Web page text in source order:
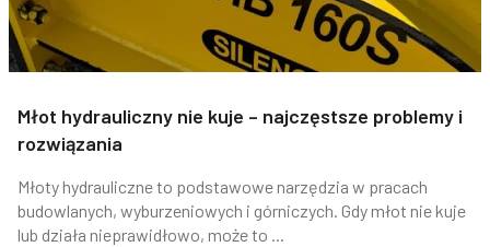
Młot hydrauliczny nie kuje – najczęstsze problemy i
rozwiązania
Młoty hydrauliczne to podstawowe narzędzia w pracach
budowlanych, wyburzeniowych i górniczych. Gdy młot nie kuje
lub działa nieprawidłowo, może to ...